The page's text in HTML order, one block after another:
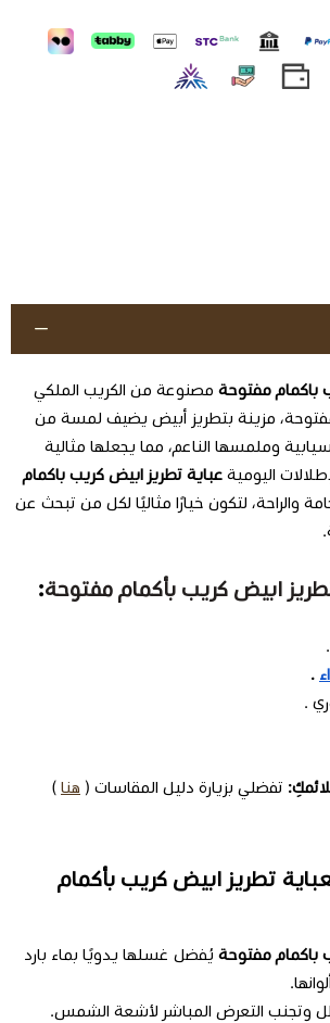
باكمام مفتوحة مصنوعة من الكريب الملكي
مزينة بتطريز أبيض يضيف لمسة من
وملمسها الناعم، مما يجعلها مثالية
اليومية عباية تطريز ابيض كريب باكمام
والراحة، لتكون خيارًا مثاليًا لكل من تبحث عن
ابيض كريب بأكمام مفتوحة:
.
تفضلي بزيارة دليل المقاسات ( هنا )
تطريز ابيض كريب بأكمام
باكمام مفتوحة يُفضل غسلها يدويًا بماء بارد
وتجنب التعرض المباشر لأشعة الشمس.